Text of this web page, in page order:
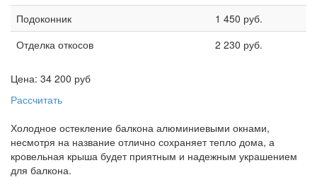
Подоконник
1 450 руб.
Отделка откосов
2 230 руб.
Цена: 34 200 руб
Рассчитать
Холодное остекление балкона алюминиевыми окнами,
несмотря на название отлично сохраняет тепло дома, а
кровельная крыша будет приятным и надежным украшением
для балкона.